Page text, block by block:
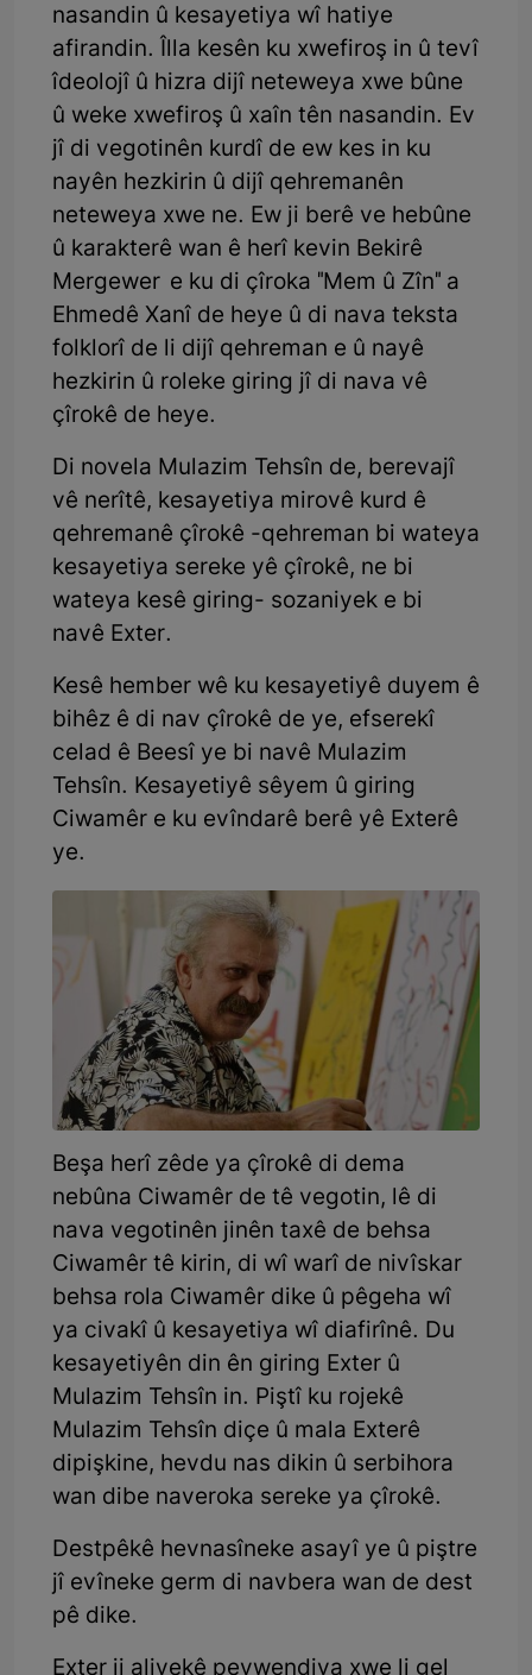
nasandin û kesayetiya wî hatiye
afirandin. Îlla kesên ku xwefiroş in û tevî
îdeolojî û hizra dijî neteweya xwe bûne
û weke xwefiroş û xaîn tên nasandin. Ev
jî di vegotinên kurdî de ew kes in ku
nayên hezkirin û dijî qehremanên
neteweya xwe ne. Ew ji berê ve hebûne
û karakterê wan ê herî kevin Bekirê
Mergewer e ku di çîroka "Mem û Zîn" a
Ehmedê Xanî de heye û di nava teksta
folklorî de li dijî qehreman e û nayê
hezkirin û roleke giring jî di nava vê
çîrokê de heye.
Di novela Mulazim Tehsîn de, berevajî
vê nerîtê, kesayetiya mirovê kurd ê
qehremanê çîrokê -qehreman bi wateya
kesayetiya sereke yê çîrokê, ne bi
wateya kesê giring- sozaniyek e bi
navê Exter.
Kesê hember wê ku kesayetiyê duyem ê
bihêz ê di nav çîrokê de ye, efserekî
celad ê Beesî ye bi navê Mulazim
Tehsîn. Kesayetiyê sêyem û giring
Ciwamêr e ku evîndarê berê yê Exterê
ye.
Beşa herî zêde ya çîrokê di dema
nebûna Ciwamêr de tê vegotin, lê di
nava vegotinên jinên taxê de behsa
Ciwamêr tê kirin, di wî warî de nivîskar
behsa rola Ciwamêr dike û pêgeha wî
ya civakî û kesayetiya wî diafirînê. Du
kesayetiyên din ên giring Exter û
Mulazim Tehsîn in. Piştî ku rojekê
Mulazim Tehsîn diçe û mala Exterê
dipişkine, hevdu nas dikin û serbihora
wan dibe naveroka sereke ya çîrokê.
Destpêkê hevnasîneke asayî ye û piştre
jî evîneke germ di navbera wan de dest
pê dike.